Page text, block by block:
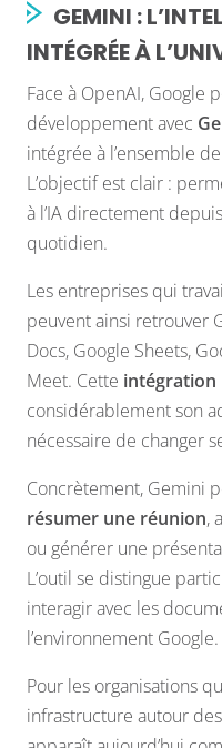
GEMINI :
INTÉGRÉE À
Face à OpenAI, Google
développement avec
intégrée à l’ensemble
L’objectif est clair :
à l’IA directement
quotidien.
Les entreprises qui
peuvent ainsi retrouver
Docs, Google Sheets,
Meet. Cette intégration
considérablement son
nécessaire de changer
Concrètement, Gemini
résumer une réunion,
ou générer une
L’outil se distingue
interagir avec les
l’environnement Google.
Pour les organisations
infrastructure autour